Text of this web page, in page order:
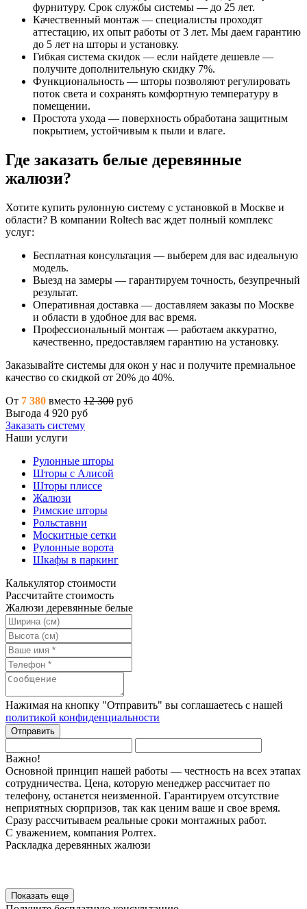
фурнитуру. Срок службы системы — до 25 лет.
Качественный монтаж — специалисты проходят
аттестацию, их опыт работы от 3 лет. Мы даем гарантию
до 5 лет на шторы и установку.
Гибкая система скидок — если найдете дешевле —
получите дополнительную скидку 7%.
Функциональность — шторы позволяют регулировать
поток света и сохранять комфортную температуру в
помещении.
Простота ухода — поверхность обработана защитным
покрытием, устойчивым к пыли и влаге.
Где заказать белые деревянные
жалюзи?
Хотите купить рулонную систему с установкой в Москве и
области? В компании Roltech вас ждет полный комплекс
услуг:
Бесплатная консультация — выберем для вас идеальную
модель.
Выезд на замеры — гарантируем точность, безупречный
результат.
Оперативная доставка — доставляем заказы по Москве
и области в удобное для вас время.
Профессиональный монтаж — работаем аккуратно,
качественно, предоставляем гарантию на установку.
Заказывайте системы для окон у нас и получите премиальное
качество со скидкой от 20% до 40%.
От 7 380 вместо 12 300 руб
Выгода 4 920 руб
Заказать систему
Наши услуги
Рулонные шторы
Шторы с Алисой
Шторы плиссе
Жалюзи
Римские шторы
Рольставни
Москитные сетки
Рулонные ворота
Шкафы в паркинг
Калькулятор стоимости
Рассчитайте стоимость
Жалюзи деревянные белые
Нажимая на кнопку "Отправить" вы соглашаетесь с нашей
политикой конфиденциальности
Важно!
Основной принцип нашей работы — честность на всех этапах
сотрудничества. Цена, которую менеджер рассчитает по
телефону, останется неизменной. Гарантируем отсутствие
неприятных сюрпризов, так как ценим ваше и свое время.
Сразу рассчитываем реальные сроки монтажных работ.
С уважением, компания Ролтех.
Раскладка деревянных жалюзи
Показать еще